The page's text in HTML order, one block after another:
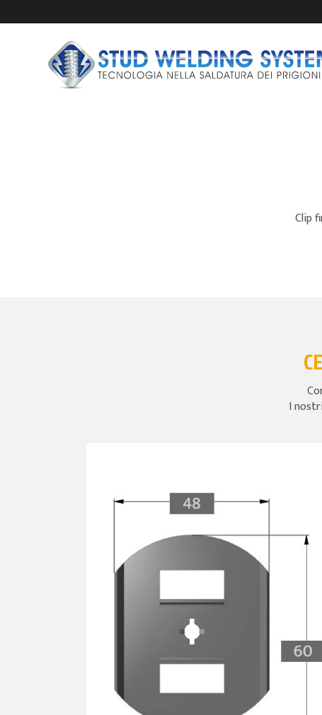
PRIGIONIERI PER
Clip
I